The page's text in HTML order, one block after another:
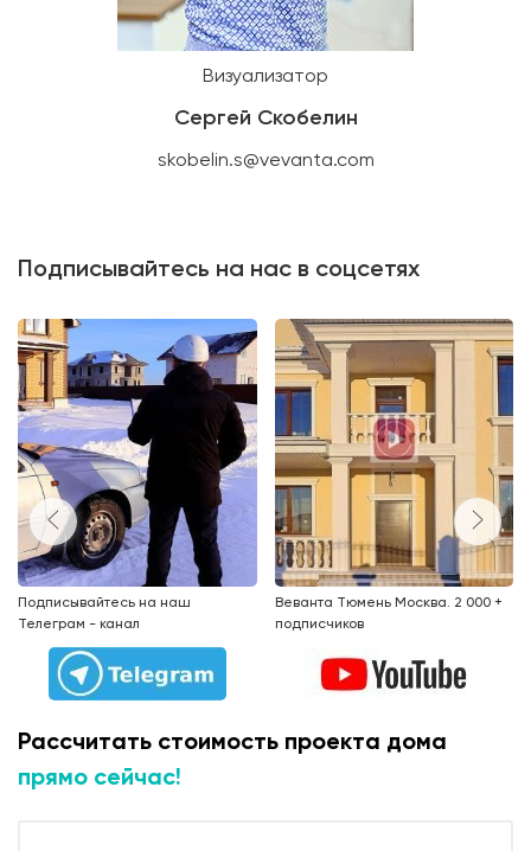
Визуализатор
Сергей Скобелин
skobelin.s@vevanta.com
Подписывайтесь на нас в соцсетях
Подписывайтесь на наш
Телеграм - канал
Веванта Тюмень Москва. 2 000 +
подписчиков
Рассчитать стоимость проекта дома
прямо сейчас!